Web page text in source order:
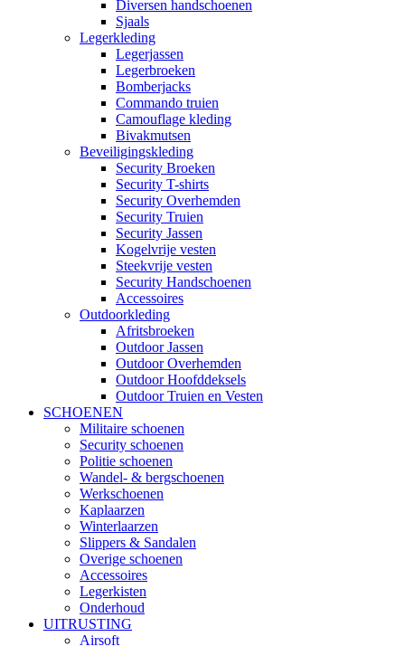
Diversen handschoenen
Sjaals
Legerkleding
Legerjassen
Legerbroeken
Bomberjacks
Commando truien
Camouflage kleding
Bivakmutsen
Beveiligingskleding
Security Broeken
Security T-shirts
Security Overhemden
Security Truien
Security Jassen
Kogelvrije vesten
Steekvrije vesten
Security Handschoenen
Accessoires
Outdoorkleding
Afritsbroeken
Outdoor Jassen
Outdoor Overhemden
Outdoor Hoofddeksels
Outdoor Truien en Vesten
SCHOENEN
Militaire schoenen
Security schoenen
Politie schoenen
Wandel- & bergschoenen
Werkschoenen
Kaplaarzen
Winterlaarzen
Slippers & Sandalen
Overige schoenen
Accessoires
Legerkisten
Onderhoud
UITRUSTING
Airsoft